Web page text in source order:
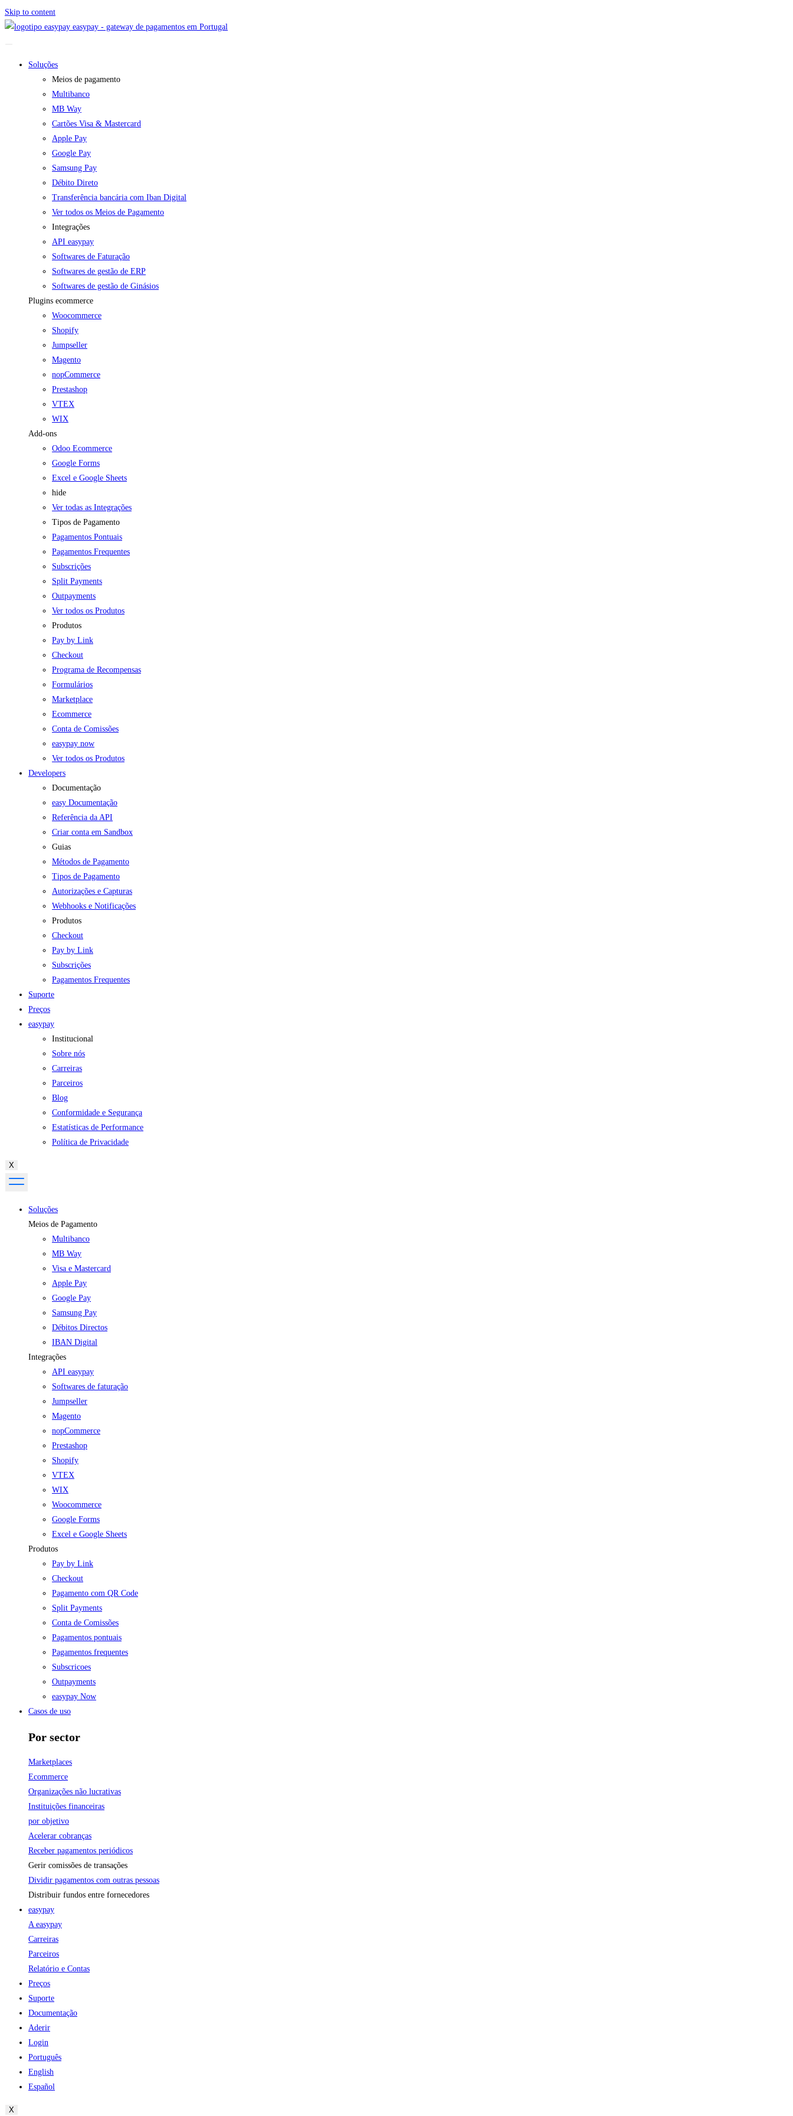
Skip to content
easypay - gateway de pagamentos em Portugal
Soluções
Meios de pagamento
Multibanco
MB Way
Cartões Visa & Mastercard
Apple Pay
Google Pay
Samsung Pay
Débito Direto
Transferência bancária com Iban Digital
Ver todos os Meios de Pagamento
Integrações
API easypay
Softwares de Faturação
Softwares de gestão de ERP
Softwares de gestão de Ginásios
Plugins ecommerce
Woocommerce
Shopify
Jumpseller
Magento
nopCommerce
Prestashop
VTEX
WIX
Add-ons
Odoo Ecommerce
Google Forms
Excel e Google Sheets
hide
Ver todas as Integrações
Tipos de Pagamento
Pagamentos Pontuais
Pagamentos Frequentes
Subscrições
Split Payments
Outpayments
Ver todos os Produtos
Produtos
Pay by Link
Checkout
Programa de Recompensas
Formulários
Marketplace
Ecommerce
Conta de Comissões
easypay now
Ver todos os Produtos
Developers
Documentação
easy Documentação
Referência da API
Criar conta em Sandbox
Guias
Métodos de Pagamento
Tipos de Pagamento
Autorizações e Capturas
Webhooks e Notificações
Produtos
Checkout
Pay by Link
Subscrições
Pagamentos Frequentes
Suporte
Preços
easypay
Institucional
Sobre nós
Carreiras
Parceiros
Blog
Conformidade e Segurança
Estatísticas de Performance
Política de Privacidade
X
Soluções
Meios de Pagamento
Multibanco
MB Way
Visa e Mastercard
Apple Pay
Google Pay
Samsung Pay
Débitos Directos
IBAN Digital
Integrações
API easypay
Softwares de faturação
Jumpseller
Magento
nopCommerce
Prestashop
Shopify
VTEX
WIX
Woocommerce
Google Forms
Excel e Google Sheets
Produtos
Pay by Link
Checkout
Pagamento com QR Code
Split Payments
Conta de Comissões
Pagamentos pontuais
Pagamentos frequentes
Subscricoes
Outpayments
easypay Now
Casos de uso
Por sector
Marketplaces
Ecommerce
Organizações não lucrativas
Instituições financeiras
por objetivo
Acelerar cobranças
Receber pagamentos periódicos
Gerir comissões de transações
Dividir pagamentos com outras pessoas
Distribuir fundos entre fornecedores
easypay
A easypay
Carreiras
Parceiros
Relatório e Contas
Preços
Suporte
Documentação
Aderir
Login
Português
English
Español
X